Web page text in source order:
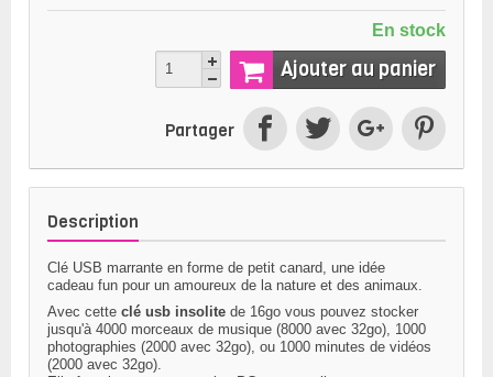
En stock
Ajouter au panier
Partager
Description
Clé USB marrante en forme de petit canard, une idée
cadeau fun pour un amoureux de la nature et des animaux.
Avec cette clé usb insolite de 16go vous pouvez stocker
jusqu'à 4000 morceaux de musique (8000 avec 32go), 1000
photographies (2000 avec 32go), ou 1000 minutes de vidéos
(2000 avec 32go).